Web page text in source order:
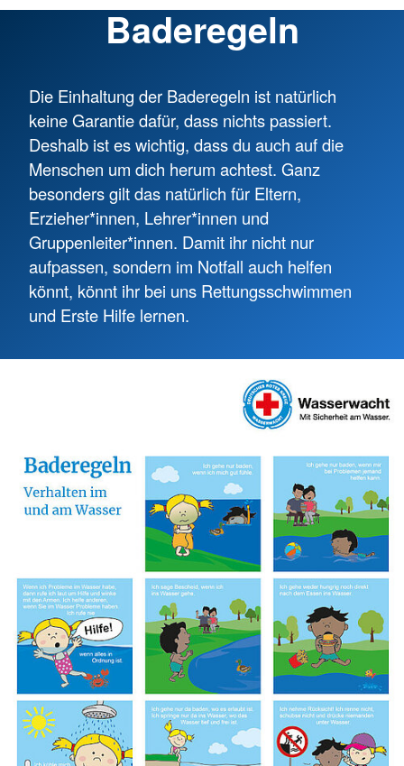
Baderegeln
Die Einhaltung der Baderegeln ist natürlich
keine Garantie dafür, dass nichts passiert.
Deshalb ist es wichtig, dass du auch auf die
Menschen um dich herum achtest. Ganz
besonders gilt das natürlich für Eltern,
Erzieher*innen, Lehrer*innen und
Gruppenleiter*innen. Damit ihr nicht nur
aufpassen, sondern im Notfall auch helfen
könnt, könnt ihr bei uns Rettungsschwimmen
und Erste Hilfe lernen.